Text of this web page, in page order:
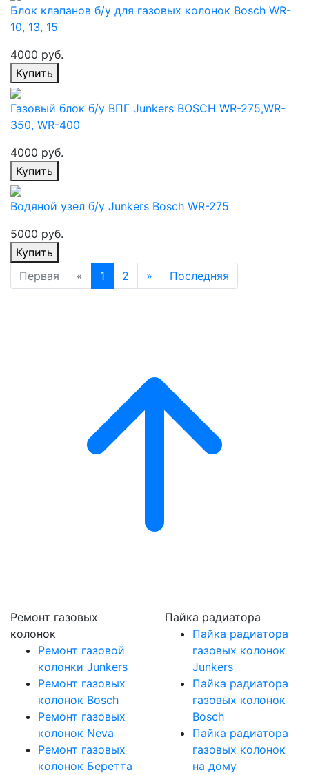
Блок клапанов б/у для газовых колонок Bosch WR-
10, 13, 15
4000 руб.
Купить
Газовый блок б/у ВПГ Junkers BOSCH WR-275,WR-
350, WR-400
4000 руб.
Купить
Водяной узел б/у Junkers Bosch WR-275
5000 руб.
Купить
Первая
« 1 2 » Последняя
Ремонт газовых
колонок
Ремонт газовой
колонки Junkers
Ремонт газовых
колонок Bosch
Ремонт газовых
колонок Neva
Ремонт газовых
колонок Беретта
Пайка радиатора
Пайка радиатора
газовых колонок
Junkers
Пайка радиатора
газовых колонок
Bosch
Пайка радиатора
газовых колонок
на дому